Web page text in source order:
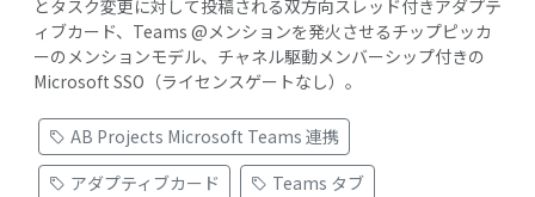
とタスク変更に対して投稿される双方向スレッド付きアダプテ
ィブカード、Teams @メンションを発火させるチップピッカ
ーのメンションモデル、チャネル駆動メンバーシップ付きの
Microsoft SSO（ライセンスゲートなし）。
AB Projects Microsoft Teams 連携
アダプティブカード
Teams タブ